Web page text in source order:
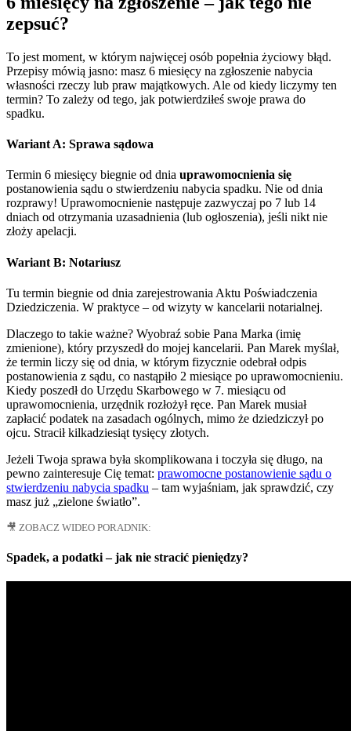
zepsuć?
To jest moment, w którym najwięcej osób popełnia życiowy błąd.
Przepisy mówią jasno: masz 6 miesięcy na zgłoszenie nabycia
własności rzeczy lub praw majątkowych. Ale od kiedy liczymy ten
termin? To zależy od tego, jak potwierdziłeś swoje prawa do
spadku.
Wariant A: Sprawa sądowa
Termin 6 miesięcy biegnie od dnia uprawomocnienia się
postanowienia sądu o stwierdzeniu nabycia spadku. Nie od dnia
rozprawy! Uprawomocnienie następuje zazwyczaj po 7 lub 14
dniach od otrzymania uzasadnienia (lub ogłoszenia), jeśli nikt nie
złoży apelacji.
Wariant B: Notariusz
Tu termin biegnie od dnia zarejestrowania Aktu Poświadczenia
Dziedziczenia. W praktyce – od wizyty w kancelarii notarialnej.
Dlaczego to takie ważne? Wyobraź sobie Pana Marka (imię
zmienione), który przyszedł do mojej kancelarii. Pan Marek myślał,
że termin liczy się od dnia, w którym fizycznie odebrał odpis
postanowienia z sądu, co nastąpiło 2 miesiące po uprawomocnieniu.
Kiedy poszedł do Urzędu Skarbowego w 7. miesiącu od
uprawomocnienia, urzędnik rozłożył ręce. Pan Marek musiał
zapłacić podatek na zasadach ogólnych, mimo że dziedziczył po
ojcu. Stracił kilkadziesiąt tysięcy złotych.
Jeżeli Twoja sprawa była skomplikowana i toczyła się długo, na
pewno zainteresuje Cię temat: prawomocne postanowienie sądu o
stwierdzeniu nabycia spadku – tam wyjaśniam, jak sprawdzić, czy
masz już „zielone światło”.
🎥 ZOBACZ WIDEO PORADNIK:
Spadek, a podatki – jak nie stracić pieniędzy?